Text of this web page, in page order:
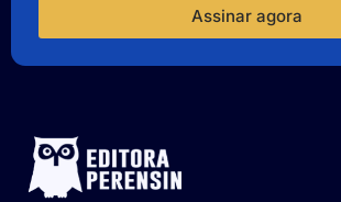
Assinar agora